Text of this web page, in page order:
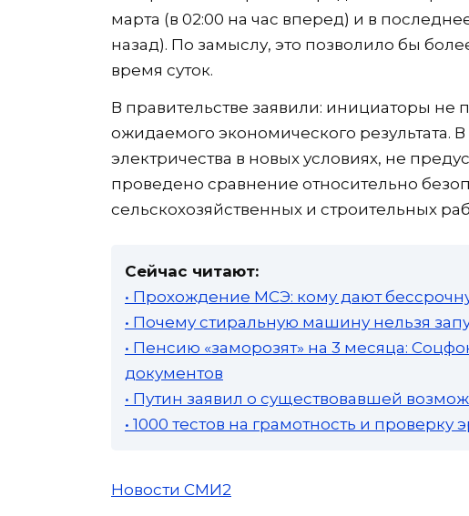
марта (в 02:00 на час вперед) и в
назад). По замыслу, это позволило бы
время суток.
В правительстве заявили: инициаторы не
ожидаемого экономического результата.
электричества в новых условиях, не
проведено сравнение относительно
сельскохозяйственных и строительных
Сейчас читают:
• Прохождение МСЭ: кому дают
• Почему стиральную машину нельзя
• Пенсию «заморозят» на 3 месяца:
документов
• Путин заявил о существовавшей
• 1000 тестов на грамотность и проверку
Новости СМИ2